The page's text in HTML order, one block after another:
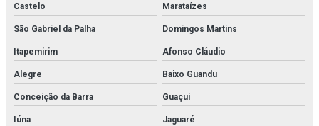
Gerador de nitrogênio industrial
Gerador de nitrogênio preço
Geradores de nitrogênio
Castelo Marataízes
São Gabriel da Palha Domingos Martins
Itapemirim Afonso Cláudio
Alegre Baixo Guandu
Conceição da Barra Guaçuí
Iúna Jaguaré